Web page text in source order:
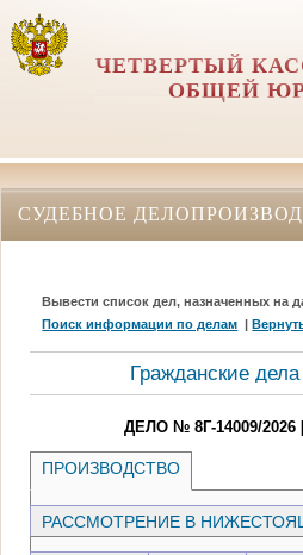
ЧЕТВЕРТЫЙ
ОБЩЕЙ
СУДЕБНОЕ
Вывести список дел, назначенных на
Поиск информации по делам |
Гражданские
ДЕЛО № 8Г-14009/2026
ПРОИЗВОДСТВО
РАССМОТРЕНИЕ В